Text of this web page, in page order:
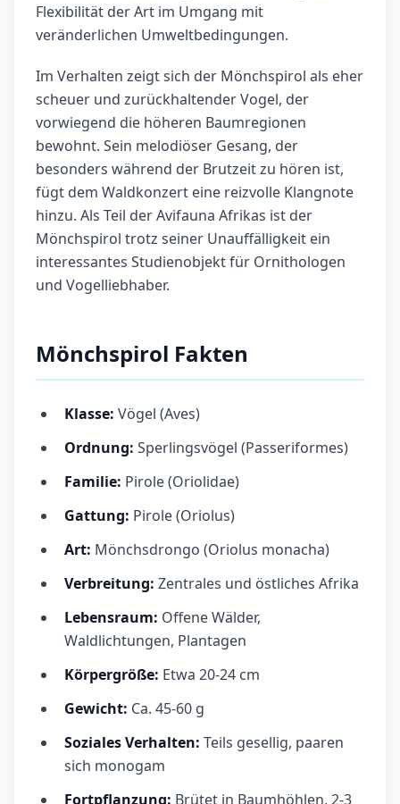
Flexibilität der Art im Umgang mit
veränderlichen Umweltbedingungen.
Im Verhalten zeigt sich der Mönchspirol als eher
scheuer und zurückhaltender Vogel, der
vorwiegend die höheren Baumregionen
bewohnt. Sein melodiöser Gesang, der
besonders während der Brutzeit zu hören ist,
fügt dem Waldkonzert eine reizvolle Klangnote
hinzu. Als Teil der Avifauna Afrikas ist der
Mönchspirol trotz seiner Unauffälligkeit ein
interessantes Studienobjekt für Ornithologen
und Vogelliebhaber.
Mönchspirol Fakten
Klasse: Vögel (Aves)
Ordnung: Sperlingsvögel (Passeriformes)
Familie: Pirole (Oriolidae)
Gattung: Pirole (Oriolus)
Art: Mönchsdrongo (Oriolus monacha)
Verbreitung: Zentrales und östliches Afrika
Lebensraum: Offene Wälder,
Waldlichtungen, Plantagen
Körpergröße: Etwa 20-24 cm
Gewicht: Ca. 45-60 g
Soziales Verhalten: Teils gesellig, paaren
sich monogam
Fortpflanzung: Brütet in Baumhöhlen, 2-3